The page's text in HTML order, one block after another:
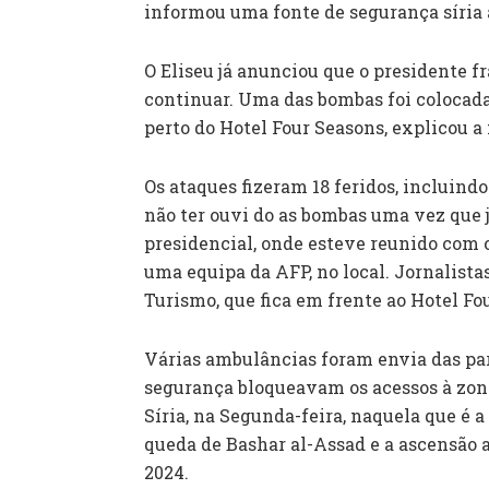
informou uma fonte de segurança síria
O Eliseu já anunciou que o presidente
continuar. Uma das bombas foi
perto do Hotel Four Seasons, explicou
Os ataques fizeram 18 feridos,
não ter ouvi do as bombas uma vez
presidencial, onde esteve reunido com
uma equipa da AFP, no local.
Turismo, que fica em frente ao Hotel
Várias ambulâncias foram envia das
segurança bloqueavam os acessos à
Síria, na Segunda-feira, naquela que
queda de Bashar al-Assad e a
2024.